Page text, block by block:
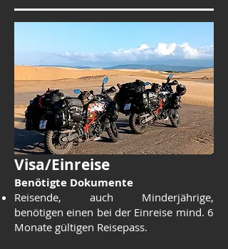
Visa/Einreise
Benötigte Dokumente
Reisende, auch Minderjährige,
benötigen einen bei der Einreise mind. 6
Monate gültigen Reisepass.